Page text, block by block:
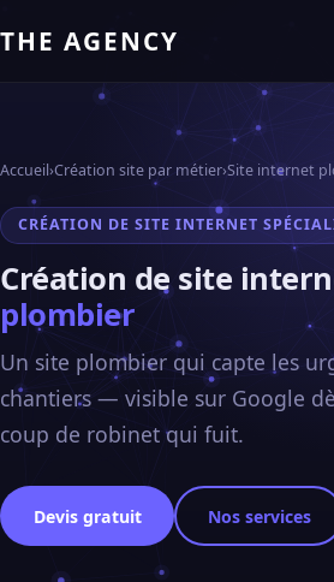
THE AGENCY
Accueil›Création site par métier›Site internet
CRÉATION DE SITE INTERNET
Création de site
plombier
Un site plombier qui capte les
chantiers — visible sur Google
coup de robinet qui fuit.
Devis gratuit Nos services